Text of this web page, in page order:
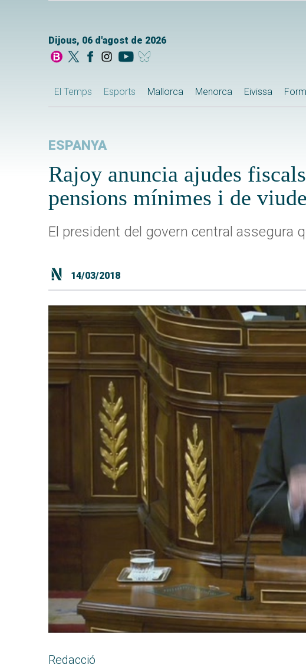
Dijous, 06 d'agost de 2026
El Temps Esports Mallorca Menorca Eivissa
ESPANYA
Rajoy anuncia ajudes
pensions mínimes i de
El president del govern central assegura
14/03/2018
Redacció